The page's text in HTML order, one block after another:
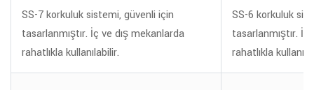
SS-7 korkuluk sistemi, güvenli için
tasarlanmıştır. İç ve dış mekanlarda
rahatlıkla kullanılabilir.
SS-6 korkuluk
tasarlanmıştır.
rahatlıkla